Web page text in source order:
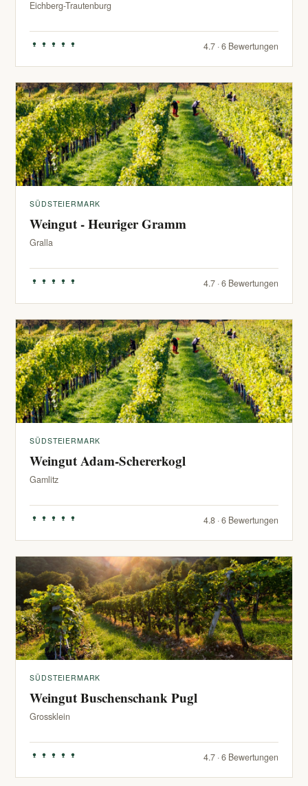
Eichberg-Trautenburg
4.7 · 6 Bewertungen
SÜDSTEIERMARK
Weingut - Heuriger Gramm
Gralla
4.7 · 6 Bewertungen
SÜDSTEIERMARK
Weingut Adam-Schererkogl
Gamlitz
4.8 · 6 Bewertungen
SÜDSTEIERMARK
Weingut Buschenschank Pugl
Grossklein
4.7 · 6 Bewertungen